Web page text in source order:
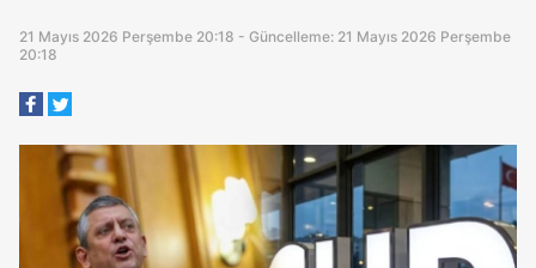
21 Mayıs 2026 Perşembe 20:18 - Güncelleme: 21 Mayıs 2026 Perşembe
20:18